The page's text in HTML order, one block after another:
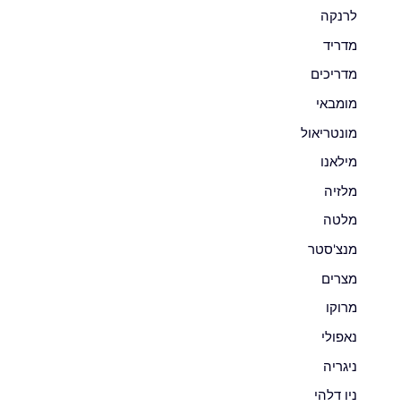
לרנקה
מדריד
מדריכים
מומבאי
מונטריאול
מילאנו
מלזיה
מלטה
מנצ'סטר
מצרים
מרוקו
נאפולי
ניגריה
ניו דלהי